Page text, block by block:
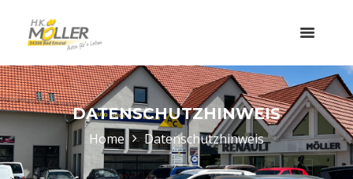
DATENSCHUTZHINWEIS
Home Datenschutzhinweis